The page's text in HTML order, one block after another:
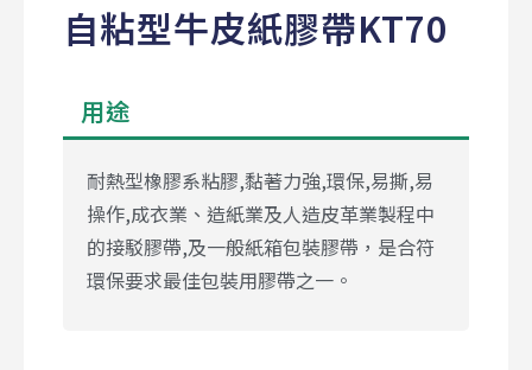
自粘型牛皮紙膠帶KT70
用途
耐熱型橡膠系粘膠,黏著力強,環保,易撕,易
操作,成衣業、造紙業及人造皮革業製程中
的接駁膠帶,及一般紙箱包裝膠帶，是合符
環保要求最佳包裝用膠帶之一。